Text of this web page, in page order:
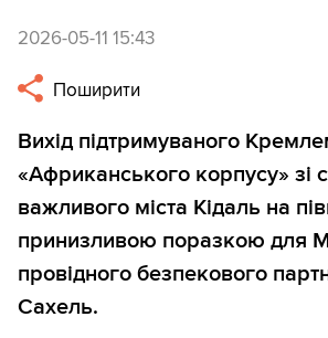
2026-05-11 15:43
Поширити
Вихід підтримуваного
«Африканського корпусу» зі
важливого міста Кідаль на
принизливою поразкою для
провідного безпекового
Сахель.